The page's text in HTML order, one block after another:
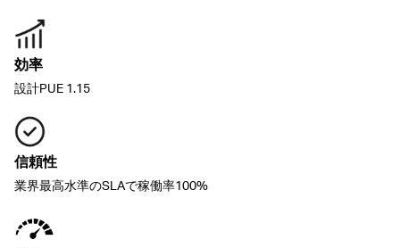
効率
設計PUE 1.15
信頼性
業界最高水準のSLAで稼働率100%